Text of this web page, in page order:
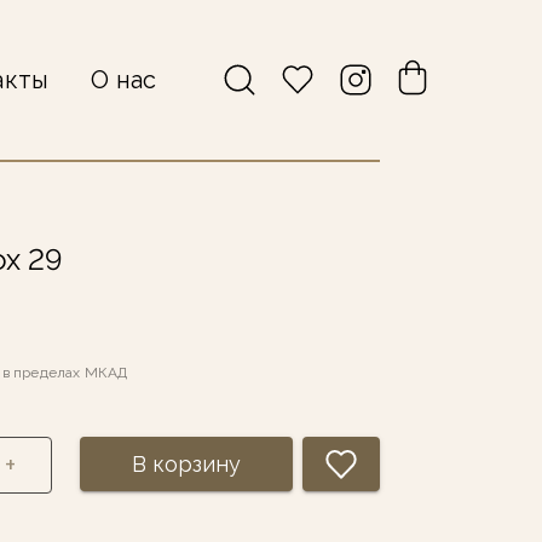
О нас
29
в пределах МКАД
+ В корзину